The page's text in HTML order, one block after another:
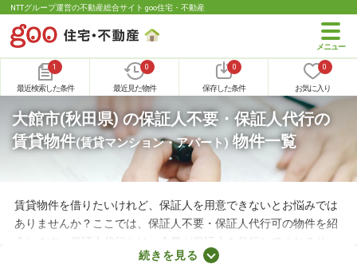
NTTグループ運営の不動産総合サイト goo住宅・不動産
1
最近検索した条件
0
最近見た物件
0
保存した条件
0
お気に入り
大館市(秋田県) の保証人不要・保証人代行の
賃貸物件(賃貸マンション・アパート) 物件一覧
賃貸物件を借りたいけれど、保証人を用意できないとお悩みでは
ありませんか？ここでは、保証人不要・保証人代行可の物件を紹
介します。保証人代行とは、企業が保証人を代行してくれるサー
ビスです。保証人を用意できなくてもお部屋を借りられるので、
続きを見る